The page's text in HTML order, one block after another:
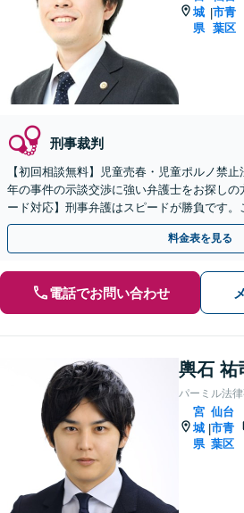
城
県
|市青
葉区
刑事裁判
【初回相談無料】児童売春・児童ポルノ禁
年の事件の示談交渉に強い弁護士をお探し
ード対応】刑事弁護はスピードが勝負です
刻も早くご相談ください【24時間365日相談
料金表を見る
電話でお問い合わせ
輿石 祐
パーミル法
宮
城
県
|
仙台
市青
葉区